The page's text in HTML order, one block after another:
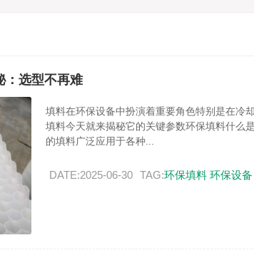
：选型不再难
填料在环保设备中扮演着重要角色特别是在冷
填料今天就来揭秘它的关键参数环保填料什么
的填料广泛应用于各种...
DATE:2025-06-30 TAG:环保填料 环保设备